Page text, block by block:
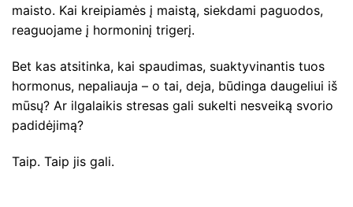
maisto. Kai kreipiamės į maistą, siekdami paguodos,
reaguojame į hormoninį trigerį.
Bet kas atsitinka, kai spaudimas, suaktyvinantis tuos
hormonus, nepaliauja – o tai, deja, būdinga daugeliui iš
mūsų? Ar ilgalaikis stresas gali sukelti nesveiką svorio
padidėjimą?
Taip. Taip jis gali.